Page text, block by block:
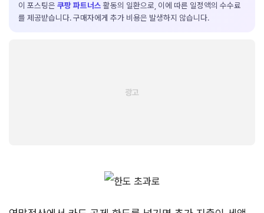
이 포스팅은 쿠팡 파트너스 활동의 일환으로, 이에 따른 일정액의 수수료
를 제공받습니다. 구매자에게 추가 비용은 발생하지 않습니다.